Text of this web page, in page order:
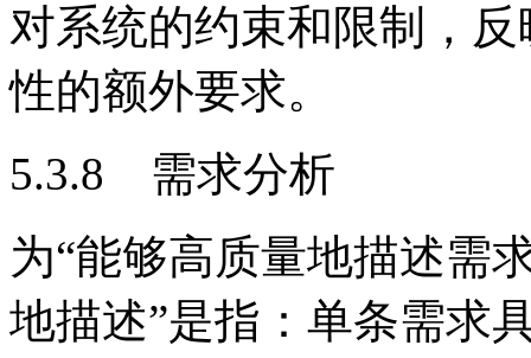
对系统的约束和限制，
性的额外要求。
5.3.8 需求分析
为“能够高质量地描述需
地描述”是指：单条需求